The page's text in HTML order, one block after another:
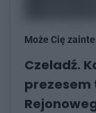
Może Cię
Czeladź.
prezesem